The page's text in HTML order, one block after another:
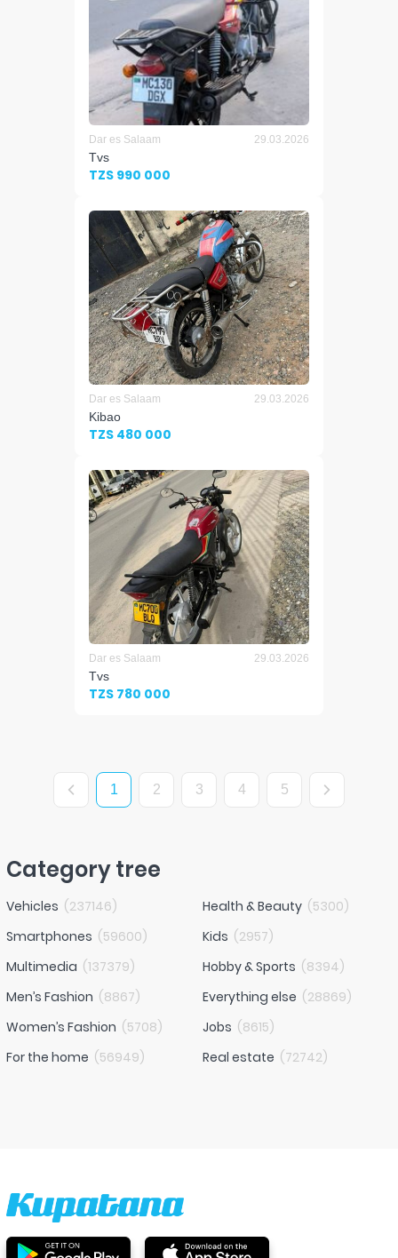
Dar es Salaam 29.03.2026
Tvs
TZS 990 000
Dar es Salaam 29.03.2026
Kibao
TZS 480 000
Dar es Salaam 29.03.2026
Tvs
TZS 780 000
1 2 3 4 5
Category tree
Vehicles (237146)
Smartphones (59600)
Multimedia (137379)
Men’s Fashion (8867)
Women’s Fashion (5708)
For the home (56949)
Health & Beauty (5300)
Kids (2957)
Hobby & Sports (8394)
Everything else (28869)
Jobs (8615)
Real estate (72742)